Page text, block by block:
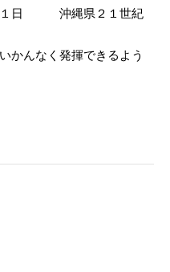
１日 沖縄県２１世紀
かんなく発揮できるよう